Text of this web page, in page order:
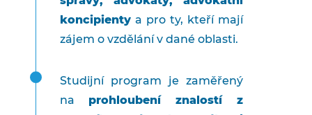
koncipientya pro ty, kteří mají
zájem o vzdělání v dané oblasti.
Studijní program je zaměřený
na prohloubení znalostí z